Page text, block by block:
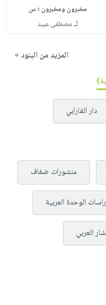
مخبرون ومخبرون ؛ س
لـ مصطفى عبيد
المزيد من البنود »
دار الفارابي
منشورات ضفاف
الوحدة العربية
العربي